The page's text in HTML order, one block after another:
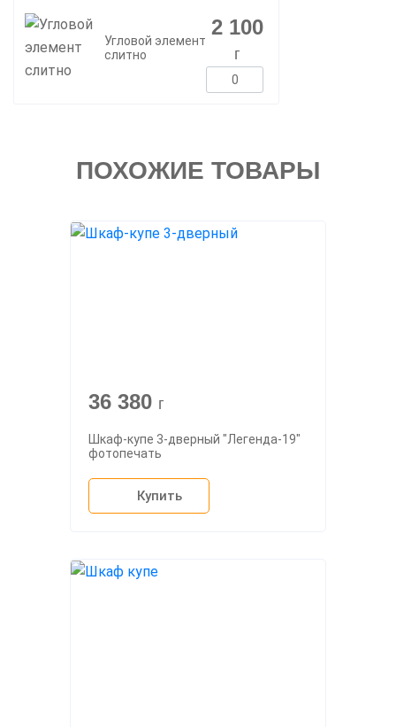
Угловой элемент
слитно
2 100
г
ПОХОЖИЕ ТОВАРЫ
36 380 г
Шкаф-купе 3-дверный "Легенда-19"
фотопечать
Купить